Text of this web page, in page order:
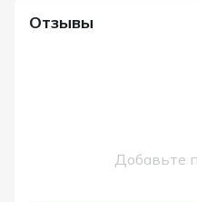
Отзывы
Добавьте